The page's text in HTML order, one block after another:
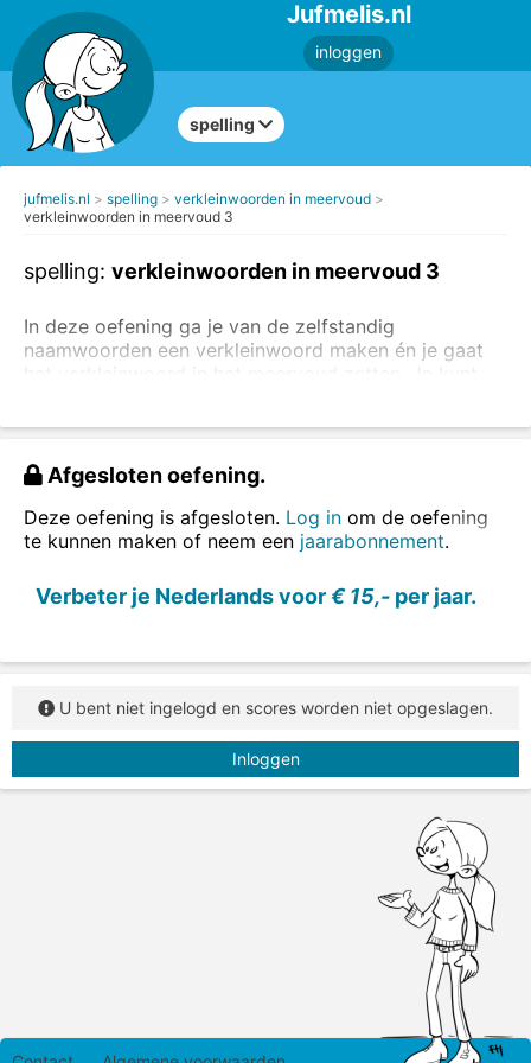
Jufmelis.nl
inloggen
spelling
jufmelis.nl spelling
verkleinwoorden in meervoud
verkleinwoorden in meervoud 3
spelling: verkleinwoorden in meervoud 3
In deze oefening ga je van de zelfstandig
naamwoorden een verkleinwoord maken én je gaat
het huisje
een woord in het meervoud (ook een
verkleinwoord) is altijd met de : de huisjes
Vul het verkleinwoord met het goede lidwoord (de)
Afgesloten oefening.
Deze oefening is afgesloten. Log in om de oefening
te kunnen maken of neem een jaarabonnement.
Verbeter je Nederlands voor€ 15,- per jaar.
U bent niet ingelogd en scores worden niet opgeslagen.
Inloggen